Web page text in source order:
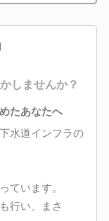
しませんか？
たあなたへ
水道インフラの
ています。
行い、まさ